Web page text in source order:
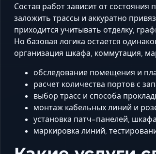
Состав работ зависит от
заложить трассы и аккуратно
приходится учитывать отделку,
Но базовая логика остается
организация шкафа, коммутация,
обследование помещения и
расчет количества портов с
выбор трасс и способа
монтаж кабельных линий и
установка патч-панелей,
маркировка линий,